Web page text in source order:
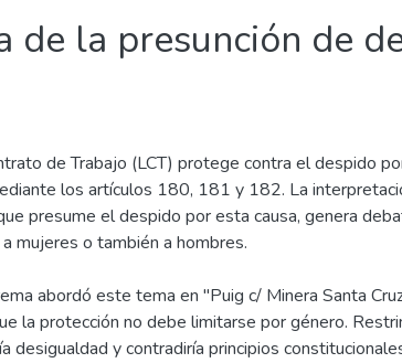
la presunción de
de Trabajo (LCT) protege contra el despido
los artículos 180, 181 y 182. La
presume el despido por esta causa, genera
mujeres o también a hombres.
abordó este tema en "Puig c/ Minera Santa
la protección no debe limitarse por género.
desigualdad y contradiría principios